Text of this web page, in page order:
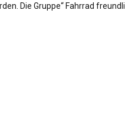
Die Gruppe“ Fahrrad